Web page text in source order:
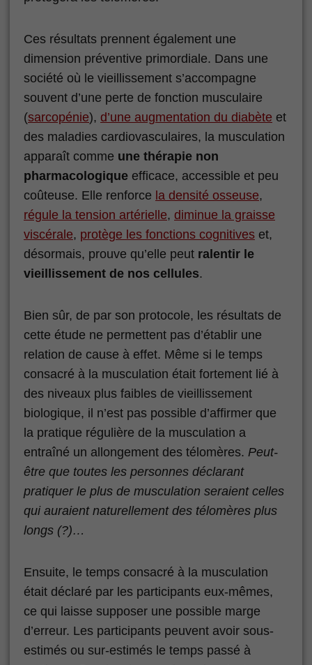
Ces résultats prennent également une
dimension préventive primordiale. Dans une
société où le vieillissement s’accompagne
souvent d’une perte de fonction musculaire
(sarcopénie), d’une augmentation du diabète et
des maladies cardiovasculaires, la musculation
apparaît comme une thérapie non
pharmacologique efficace, accessible et peu
coûteuse. Elle renforce la densité osseuse,
régule la tension artérielle, diminue la graisse
viscérale, protège les fonctions cognitives et,
désormais, prouve qu’elle peut ralentir le
vieillissement de nos cellules.
Bien sûr, de par son protocole, les résultats de
cette étude ne permettent pas d’établir une
relation de cause à effet. Même si le temps
consacré à la musculation était fortement lié à
des niveaux plus faibles de vieillissement
biologique, il n’est pas possible d’affirmer que
la pratique régulière de la musculation a
entraîné un allongement des télomères. Peut-
être que toutes les personnes déclarant
pratiquer le plus de musculation seraient celles
qui auraient naturellement des télomères plus
longs (?)…
Ensuite, le temps consacré à la musculation
était déclaré par les participants eux-mêmes,
ce qui laisse supposer une possible marge
d’erreur. Les participants peuvent avoir sous-
estimés ou sur-estimés le temps passé à